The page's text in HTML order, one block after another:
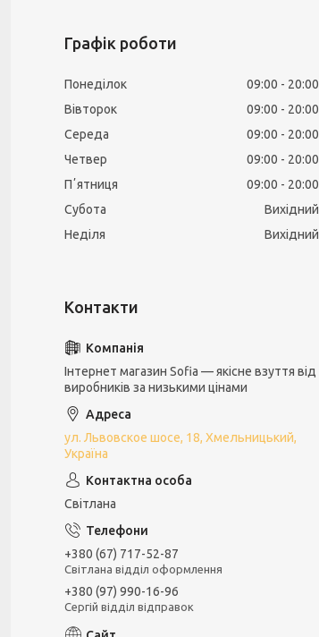
Графік роботи
Понеділок 09:00
20:00
Вівторок
09:00
20:00
Середа
09:00
20:00
Четвер
09:00
20:00
Пʼятниця
09:00
20:00
Субота
Вихідний
Неділя
Вихідний
Інтернет магазин Sofia — якісне взуття від
виробників за низькими цінами
ул. Львовское шосе, 18, Хмельницький,
Україна
Світлана
+380 (67) 717-52-87
Світлана відділ оформлення
+380 (97) 990-16-96
Сергій відділ відправок